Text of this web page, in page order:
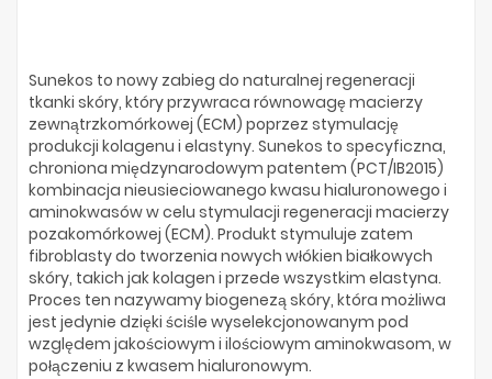
Sunekos to nowy zabieg do naturalnej regeneracji
tkanki skóry, który przywraca równowagę macierzy
zewnątrzkomórkowej (ECM) poprzez stymulację
produkcji kolagenu i elastyny. Sunekos to specyficzna,
chroniona międzynarodowym patentem (PCT/IB2015)
kombinacja nieusieciowanego kwasu hialuronowego i
aminokwasów w celu stymulacji regeneracji macierzy
pozakomórkowej (ECM). Produkt stymuluje zatem
fibroblasty do tworzenia nowych włókien białkowych
skóry, takich jak kolagen i przede wszystkim elastyna.
Proces ten nazywamy biogenezą skóry, która możliwa
jest jedynie dzięki ściśle wyselekcjonowanym pod
względem jakościowym i ilościowym aminokwasom, w
połączeniu z kwasem hialuronowym.